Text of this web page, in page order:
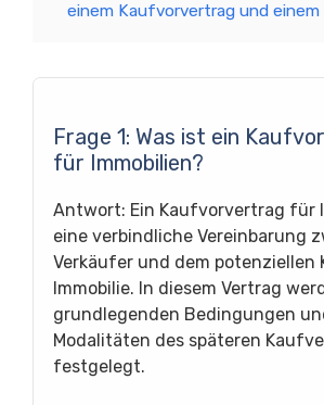
einem Kaufvorvertrag und
Frage 1: Was ist ein
für Immobilien?
Antwort: Ein Kaufvorvertrag für
eine verbindliche Vereinbarung
Verkäufer und dem potenziellen
Immobilie. In diesem Vertrag
grundlegenden Bedingungen
Modalitäten des späteren
festgelegt.